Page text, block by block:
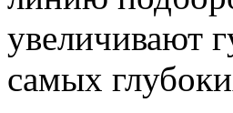
увеличивают
самых